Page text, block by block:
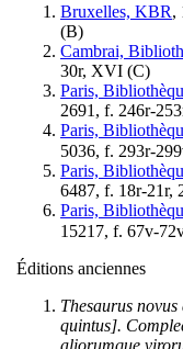
Bruxelles, KBR,
(B)
Cambrai,
30r, XVI (C)
Paris,
2691, f. 246r-
Paris,
5036, f. 293r-
Paris,
6487, f. 18r-21r,
Paris,
15217, f. 67v-
Éditions anciennes
Thesaurus
quintus].
aliorumque